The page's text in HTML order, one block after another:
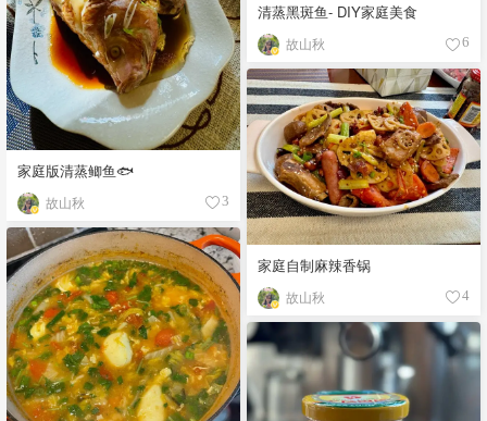
清蒸黑斑鱼- DIY家庭美食
故山秋 6
家庭版清蒸鲫鱼🐟
故山秋 3
家庭自制麻辣香锅
故山秋 4